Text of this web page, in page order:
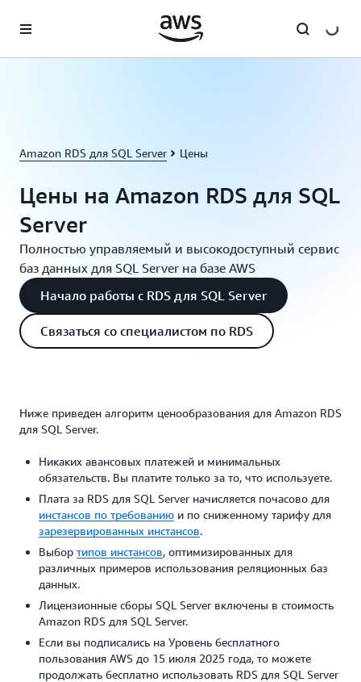
Перейти к главному контенту
Amazon RDS для SQL Server Цены
Цены на Amazon RDS для SQL
Server
Полностью управляемый и высокодоступный сервис
баз данных для SQL Server на базе AWS
Начало работы с RDS для SQL Server
Связаться со специалистом по RDS
Ниже приведен алгоритм ценообразования для Amazon RDS
для SQL Server.
Никаких авансовых платежей и минимальных
обязательств. Вы платите только за то, что используете.
Плата за RDS для SQL Server начисляется почасово для
инстансов по требованию и по сниженному тарифу для
зарезервированных инстансов.
Выбор типов инстансов, оптимизированных для
различных примеров использования реляционных баз
данных.
Лицензионные сборы SQL Server включены в стоимость
Amazon RDS для SQL Server.
Если вы подписались на Уровень бесплатного
пользования AWS до 15 июля 2025 года, то можете
продолжать бесплатно использовать RDS для SQL Server